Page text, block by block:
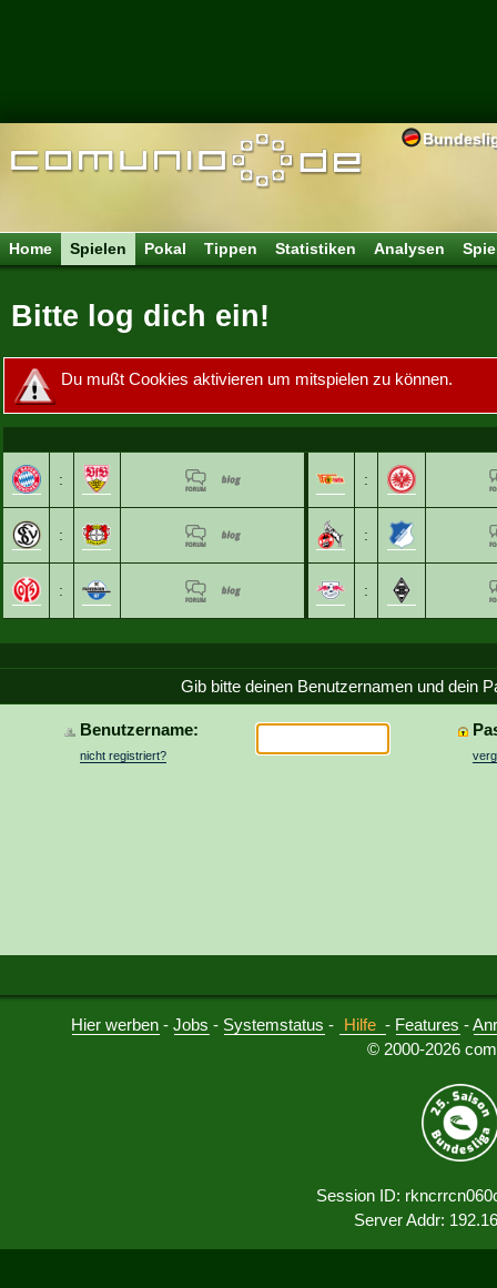
Home Spielen Pokal Tippen Statistiken Analysen
Bitte log dich ein!
Du mußt Cookies aktivieren um mitspielen zu können.
:
:
:
:
:
:
Gib bitte deinen Benutzernamen und dein
Benutzername:
nicht registriert?
Hier werben -Jobs - Systemstatus - Hilfe - Features -
© 2000-2026
Session ID:
Server Addr: